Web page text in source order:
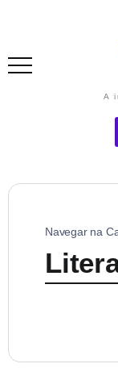
A
Navegar na